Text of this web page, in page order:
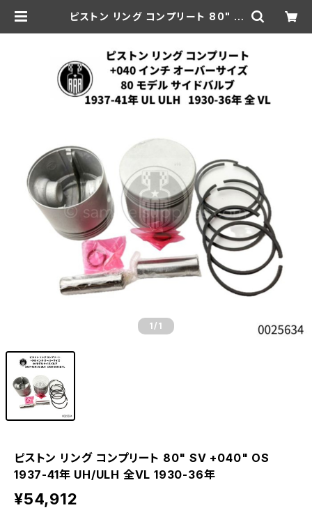
ピストン リング コンプリート 80" S
1 /1
ピストン リング コンプリート 80" SV +040" OS
1937-41年 UH/ULH 全VL 1930-36年
¥54,912